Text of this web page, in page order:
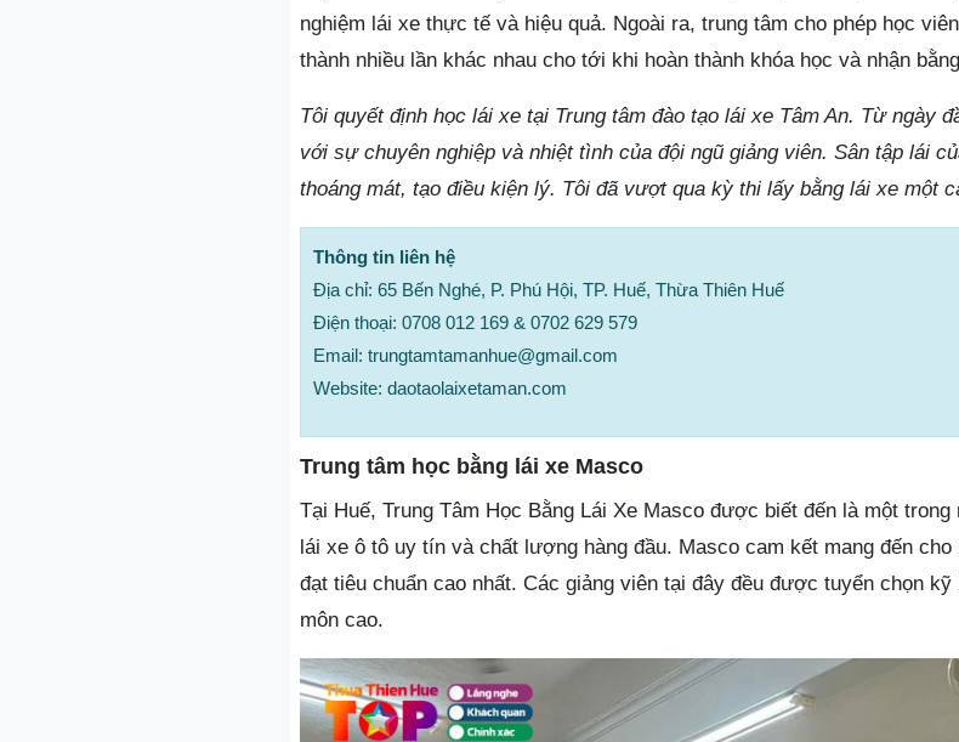
nghiệm lái xe thực tế và hiệu quả. Ngoài ra, trung tâm cho phép học
thành nhiều lần khác nhau cho tới khi hoàn thành khóa học và nhận
Tôi quyết định học lái xe tại Trung tâm đào tạo lái xe Tâm An. Từ ngày
với sự chuyên nghiệp và nhiệt tình của đội ngũ giảng viên. Sân tập lái
thoáng mát, tạo điều kiện lý. Tôi đã vượt qua kỳ thi lấy bằng lái xe một
Thông tin liên hệ
Địa chỉ: 65 Bến Nghé, P. Phú Hội, TP. Huế, Thừa Thiên Huế
Điện thoại: 0708 012 169 & 0702 629 579
Email: trungtamtamanhue@gmail.com
Website: daotaolaixetaman.com
Trung tâm học bằng lái xe Masco
Tại Huế, Trung Tâm Học Bằng Lái Xe Masco được biết đến là một
lái xe ô tô uy tín và chất lượng hàng đầu. Masco cam kết mang đến cho
đạt tiêu chuẩn cao nhất. Các giảng viên tại đây đều được tuyển chọn
môn cao.